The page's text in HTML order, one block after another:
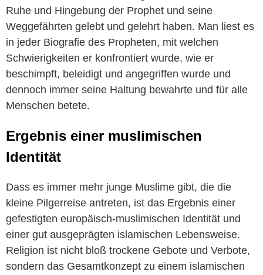
Ruhe und Hingebung der Prophet und seine
Weggefährten gelebt und gelehrt haben. Man liest es
in jeder Biografie des Propheten, mit welchen
Schwierigkeiten er konfrontiert wurde, wie er
beschimpft, beleidigt und angegriffen wurde und
dennoch immer seine Haltung bewahrte und für alle
Menschen betete.
Ergebnis einer muslimischen
Identität
Dass es immer mehr junge Muslime gibt, die die
kleine Pilgerreise antreten, ist das Ergebnis einer
gefestigten europäisch-muslimischen Identität und
einer gut ausgeprägten islamischen Lebensweise.
Religion ist nicht bloß trockene Gebote und Verbote,
sondern das Gesamtkonzept zu einem islamischen